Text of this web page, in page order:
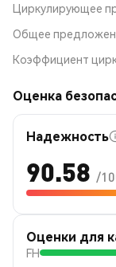
Циркулирующее
Общее
Коэффициент
Оценка
Надежность
90.58 /
Оценки для
FH